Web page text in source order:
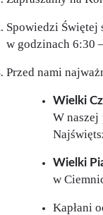
Spowiedzi Świętej
w godzinach 6:30
Przed nami
Wielki
W naszej
Wielki
w
Kapłani